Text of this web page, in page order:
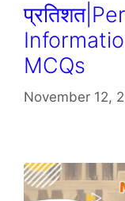
MCQs
November 12,